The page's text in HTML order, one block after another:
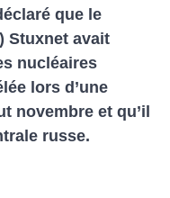
que le
Stuxnet avait
nucléaires
lors d’une
novembre et qu’il
russe.